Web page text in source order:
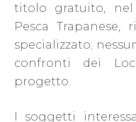
titolo gratuito, nel
Pesca Trapanese,
specializzato;
confronti dei
progetto.
I soggetti